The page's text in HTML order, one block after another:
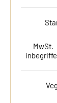
MwSt.